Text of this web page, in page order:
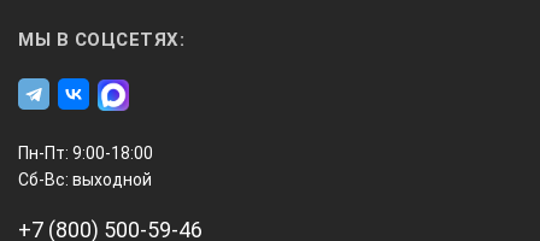
МЫ В СОЦСЕТЯХ:
Пн-Пт: 9:00-18:00
Сб-Вс: выходной
+7 (800) 500-59-46